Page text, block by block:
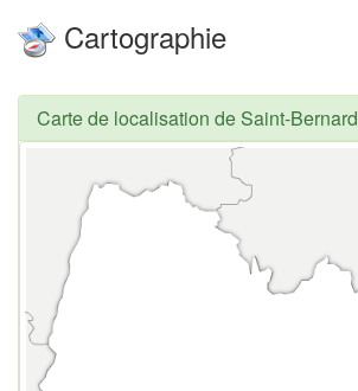
Cartographie
Carte de localisation de Saint-Bernard